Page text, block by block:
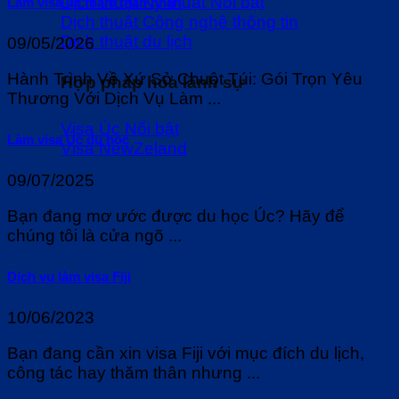
Dịch thuật Công nghệ thông tin
Dịch thuật du lịch
Hợp pháp hóa lãnh sự
Visa Úc
Visa NewZeland
09/05/2026
Hành Trình Về Xứ Sở Chuột Túi: Gói Trọn Yêu
Thương Với Dịch Vụ Làm ...
Làm visa Úc du học
09/07/2025
Bạn đang mơ ước được du học Úc? Hãy để
chúng tôi là cửa ngõ ...
Dịch vụ làm visa Fiji
10/06/2023
Bạn đang cần xin visa Fiji với mục đích du lịch,
công tác hay thăm thân nhưng ...